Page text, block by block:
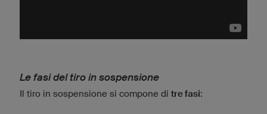
Le fasi del tiro in sospensione
Il tiro in sospensione si compone di tre fasi: